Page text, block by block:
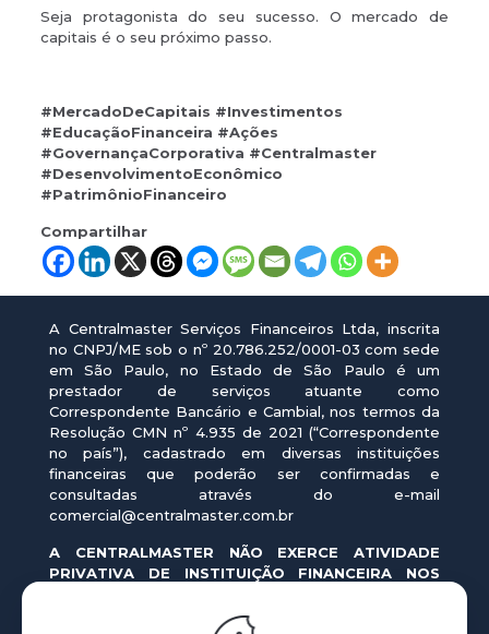
Seja protagonista do seu sucesso. O mercado de
capitais é o seu próximo passo.
#MercadoDeCapitais #Investimentos
#EducaçãoFinanceira #Ações
#GovernançaCorporativa #Centralmaster
#DesenvolvimentoEconômico
#PatrimônioFinanceiro
Compartilhar
A Centralmaster Serviços Financeiros Ltda, inscrita
no CNPJ/ME sob o nº 20.786.252/0001-03 com sede
em São Paulo, no Estado de São Paulo é um
prestador de serviços atuante como
Correspondente Bancário e Cambial, nos termos da
Resolução CMN nº 4.935 de 2021 (“Correspondente
no país”), cadastrado em diversas instituições
financeiras que poderão ser confirmadas e
consultadas através do e-mail
comercial@centralmaster.com.br
A CENTRALMASTER NÃO EXERCE ATIVIDADE
PRIVATIVA DE INSTITUIÇÃO FINANCEIRA NOS
CONCEDEMOS CRÉDITO DIRETAMENTE. EM